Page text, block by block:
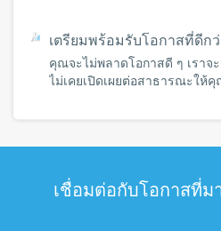
เตรียมพร้อมรับโอกาสที่ดีก
คุณจะไม่พลาดโอกาสดี ๆ เราจ
ไม่เคยเปิดเผยต่อสาธารณะให้
เชื่อมต่อกับโอกาสที่ม